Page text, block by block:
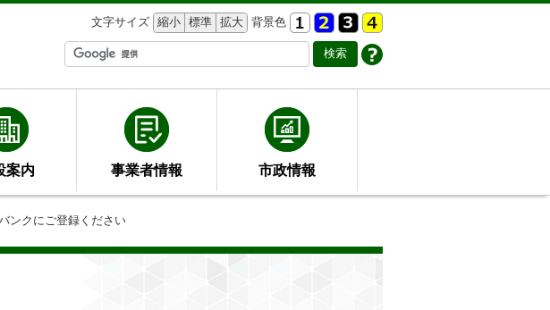
文字サイズ 縮小 標準 拡大 背景色
案内 事業者情報 市政情報
ンクにご登録ください